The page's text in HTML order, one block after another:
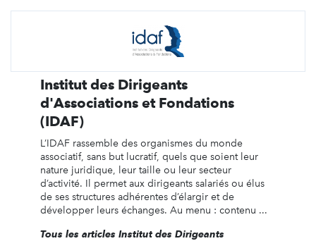
Institut des Dirigeants
d'Associations et Fondations
(IDAF)
L’IDAF rassemble des organismes du monde
associatif, sans but lucratif, quels que soient leur
nature juridique, leur taille ou leur secteur
d’activité. Il permet aux dirigeants salariés ou élus
de ses structures adhérentes d’élargir et de
développer leurs échanges. Au menu : contenu ...
Tous les articles Institut des Dirigeants